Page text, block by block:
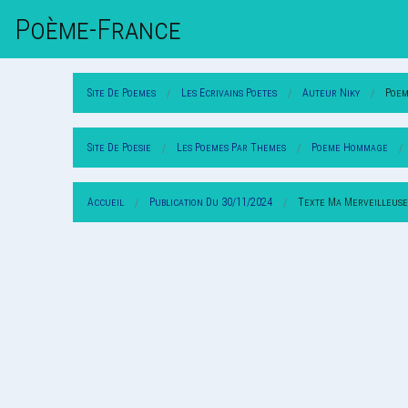
Poème-FrAnce
Site De Poemes Les Ecrivains Poetes Auteur Niky
Site De Poesie Les Poemes Par Themes Poeme Hommage
Accueil Publication Du 30/11/2024 Texte Ma